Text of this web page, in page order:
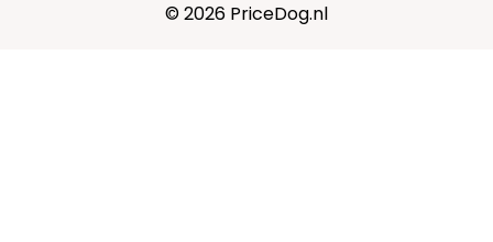
© 2026 PriceDog.nl